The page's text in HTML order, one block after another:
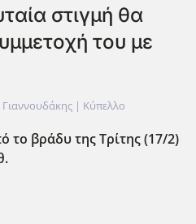
στιγμή θα
του με
Γιαννουδάκης | Κύπελλο
το βράδυ της Τρίτης (17/2)